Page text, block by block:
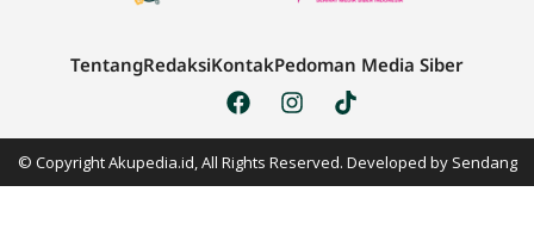
TentangRedaksiKontakPedoman Media Siber
© Copyright Akupedia.id, All Rights Reserved. Developed by Sendang